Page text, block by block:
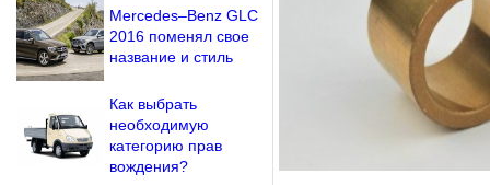
Напомнить пароль?
Mercedes–Benz GLC
2016 поменял свое
название и стиль
Как выбрать
необходимую
категорию прав
вождения?